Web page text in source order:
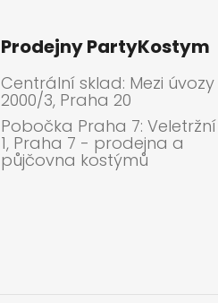
Prodejny PartyKostym
Centrální sklad: Mezi úvozy
2000/3, Praha 20
Pobočka Praha 7: Veletržní
1, Praha 7 - prodejna a
půjčovna kostýmů